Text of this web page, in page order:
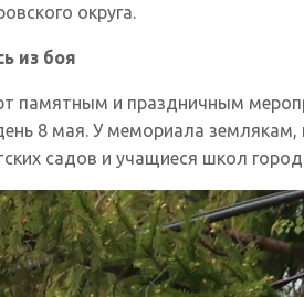
округа.
из боя
памятным и праздничным
8 мая. У мемориала
садов и учащиеся школ